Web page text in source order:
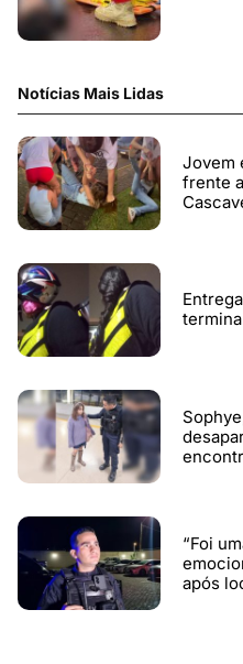
Notícias Mais Lidas
Jovem
frente
“Foi
após